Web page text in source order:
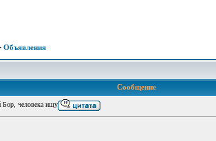
Объявления
Сообщение
человека ищу